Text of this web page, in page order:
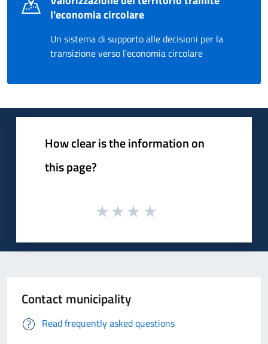
l'economia circolare
Un sistema di supporto alle decisioni per la
transizione verso l'economia circolare
How clear is the information on
this page?
Contact municipality
Read frequently asked questions